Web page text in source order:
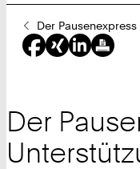
Sie
sind
hier:
Der
Der